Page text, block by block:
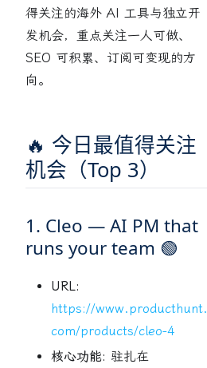
得关注的海外 AI 工具与独立开
发机会，重点关注一人可做、
SEO 可积累、订阅可变现的方
向。
🔥 今日最值得关注
机会（Top 3）
1. Cleo — AI PM that
runs your team 🟢
URL:
https://www.producthunt.
com/products/cleo-4
核心功能: 驻扎在